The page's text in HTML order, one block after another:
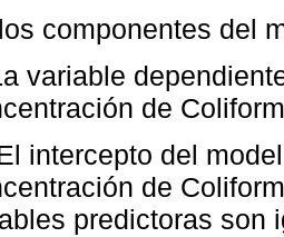
componentes del
variable
de
intercepto del
de
predictoras son